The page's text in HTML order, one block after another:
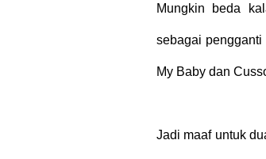
Mungkin beda
sebagai
My Baby dan
Jadi maaf untuk